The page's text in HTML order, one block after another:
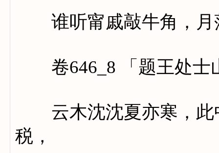
谁听甯戚敲牛角，月
卷646_8 「题王处士
云木沈沈夏亦寒，此
税，